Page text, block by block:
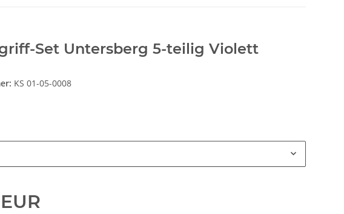
Set Untersberg 5-teilig Violett
KS 01-05-0008